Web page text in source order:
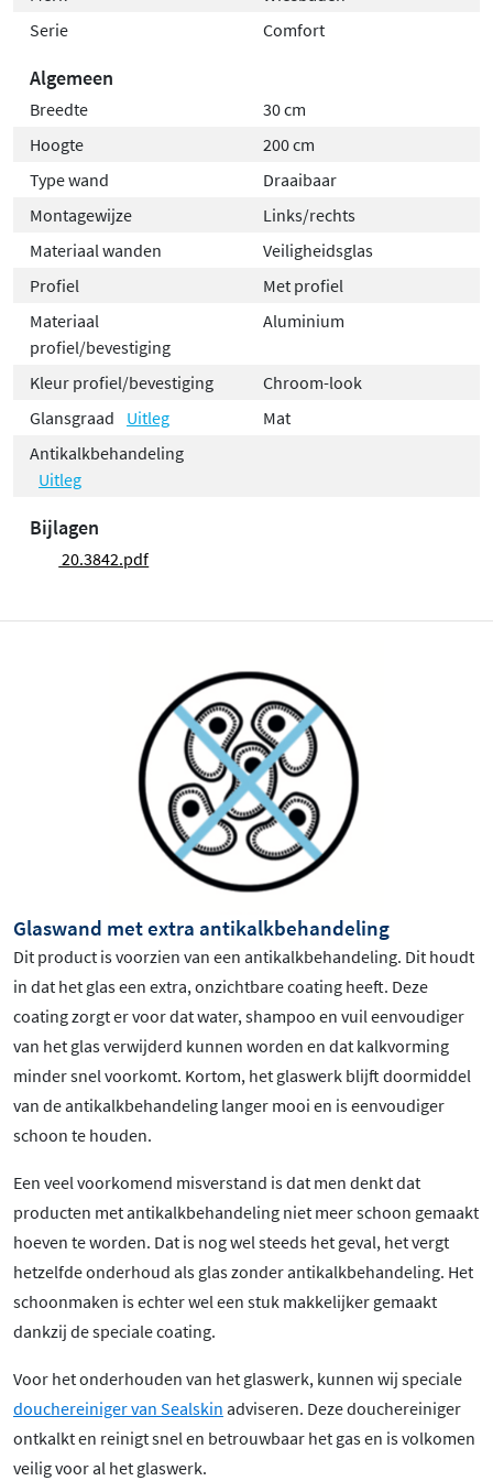
Serie
Comfort
Algemeen
Breedte
30 cm
Hoogte
200 cm
Type wand
Draaibaar
Montagewijze
Links/rechts
Materiaal wanden
Veiligheidsglas
Profiel
Met profiel
Materiaal
profiel/bevestiging
Aluminium
Kleur profiel/bevestiging
Chroom-look
Glansgraad
Uitleg
Mat
Antikalkbehandeling
Uitleg
Bijlagen
20.3842.pdf
Glaswand met extra antikalkbehandeling
Dit product is voorzien van een antikalkbehandeling. Dit houdt
in dat het glas een extra, onzichtbare coating heeft. Deze
coating zorgt er voor dat water, shampoo en vuil eenvoudiger
van het glas verwijderd kunnen worden en dat kalkvorming
minder snel voorkomt. Kortom, het glaswerk blijft doormiddel
van de antikalkbehandeling langer mooi en is eenvoudiger
schoon te houden.
Een veel voorkomend misverstand is dat men denkt dat
producten met antikalkbehandeling niet meer schoon gemaakt
hoeven te worden. Dat is nog wel steeds het geval, het vergt
hetzelfde onderhoud als glas zonder antikalkbehandeling. Het
schoonmaken is echter wel een stuk makkelijker gemaakt
dankzij de speciale coating.
Voor het onderhouden van het glaswerk, kunnen wij speciale
douchereiniger van Sealskin adviseren. Deze douchereiniger
ontkalkt en reinigt snel en betrouwbaar het gas en is volkomen
veilig voor al het glaswerk.